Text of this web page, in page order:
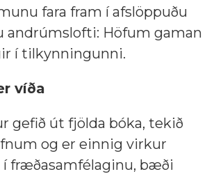
fara fram í afslöppuðu
andrúmslofti: Höfum gaman
í tilkynningunni.
víða
gefið út fjölda bóka, tekið
og er einnig virkur
fræðasamfélaginu, bæði